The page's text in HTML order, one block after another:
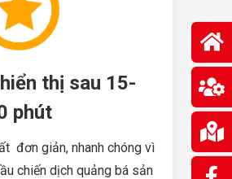
thị sau 15-
phút
đơn giản, nhanh chóng vì
chiến dịch quảng bá sản